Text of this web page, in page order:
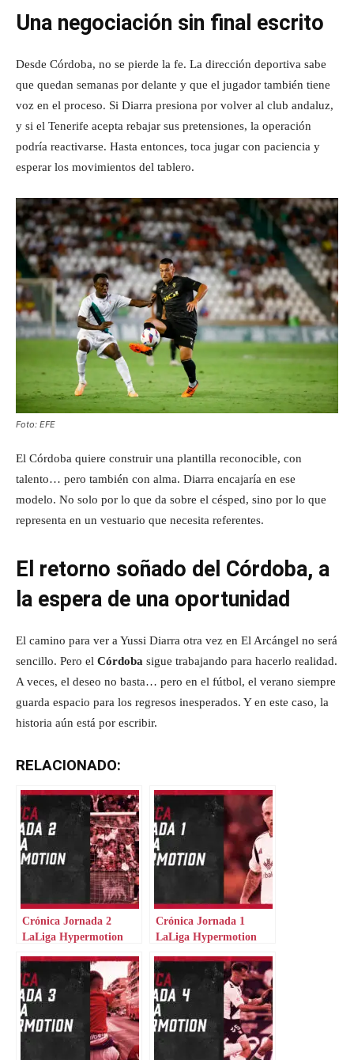
Una negociación sin final escrito
Desde Córdoba, no se pierde la fe. La dirección deportiva sabe
que quedan semanas por delante y que el jugador también tiene
voz en el proceso. Si Diarra presiona por volver al club andaluz,
y si el Tenerife acepta rebajar sus pretensiones, la operación
podría reactivarse. Hasta entonces, toca jugar con paciencia y
esperar los movimientos del tablero.
Foto: EFE
El Córdoba quiere construir una plantilla reconocible, con
talento… pero también con alma. Diarra encajaría en ese
modelo. No solo por lo que da sobre el césped, sino por lo que
representa en un vestuario que necesita referentes.
El retorno soñado del Córdoba, a
la espera de una oportunidad
El camino para ver a Yussi Diarra otra vez en El Arcángel no será
sencillo. Pero el Córdoba sigue trabajando para hacerlo realidad.
A veces, el deseo no basta… pero en el fútbol, el verano siempre
guarda espacio para los regresos inesperados. Y en este caso, la
historia aún está por escribir.
RELACIONADO:
Crónica Jornada 2
LaLiga Hypermotion
Crónica Jornada 1
LaLiga Hypermotion